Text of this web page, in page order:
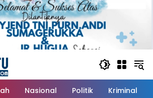
Nasional Politik Kriminal